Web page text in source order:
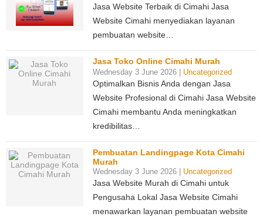
Jasa Website Terbaik di Cimahi Jasa
Website Cimahi menyediakan layanan
pembuatan website…
Jasa Toko Online Cimahi Murah
Wednesday 3 June 2026 | Uncategorized
Optimalkan Bisnis Anda dengan Jasa
Website Profesional di Cimahi Jasa Website
Cimahi membantu Anda meningkatkan
kredibilitas…
Pembuatan Landingpage Kota Cimahi
Murah
Wednesday 3 June 2026 | Uncategorized
Jasa Website Murah di Cimahi untuk
Pengusaha Lokal Jasa Website Cimahi
menawarkan layanan pembuatan website